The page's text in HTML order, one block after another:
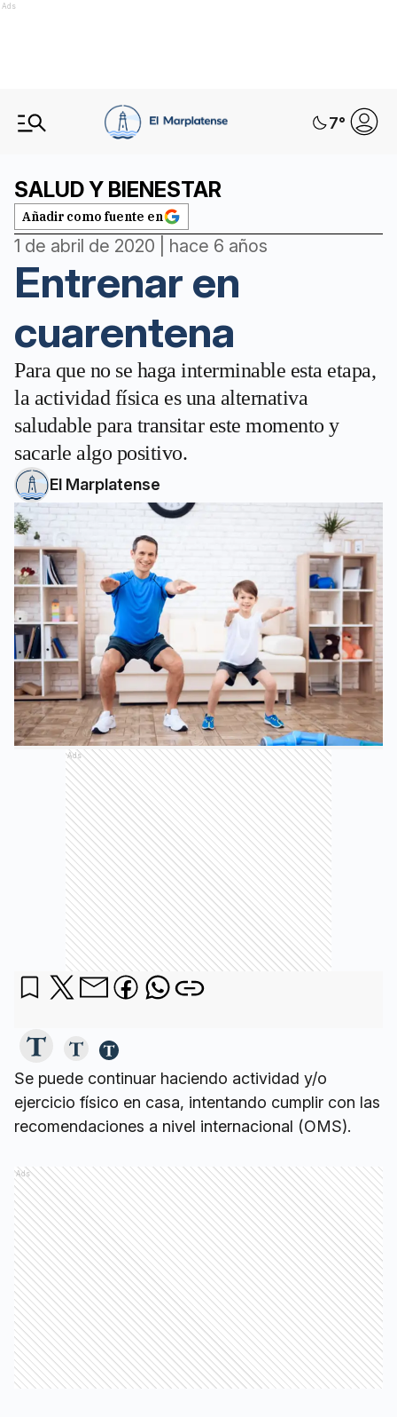
Ads
7°
SALUD Y BIENESTAR
Añadir como fuente en
1 de abril de 2020 | hace 6 años
Entrenar en
cuarentena
Para que no se haga interminable esta etapa,
la actividad física es una alternativa
saludable para transitar este momento y
sacarle algo positivo.
El Marplatense
Ads
Se puede continuar haciendo actividad y/o
ejercicio físico en casa, intentando cumplir con las
recomendaciones a nivel internacional (OMS).
Ads